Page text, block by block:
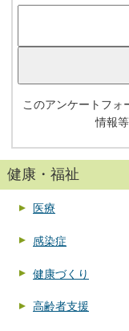
このアンケートフォ
情報
健康・福祉
医療
感染症
健康づくり
高齢者支援